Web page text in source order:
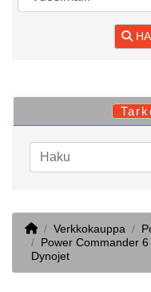
HomeVerkkokauppa
Power Commander
Dynojet